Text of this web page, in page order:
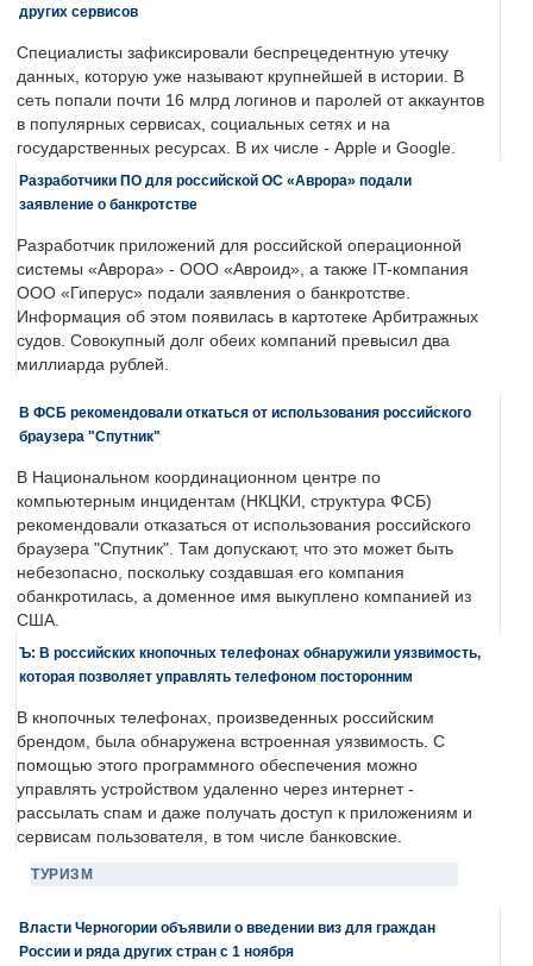
других сервисов
Специалисты зафиксировали беспрецедентную утечку
данных, которую уже называют крупнейшей в истории. В
сеть попали почти 16 млрд логинов и паролей от аккаунтов
в популярных сервисах, социальных сетях и на
государственных ресурсах. В их числе - Apple и Google.
Разработчики ПО для российской ОС «Аврора» подали
заявление о банкротстве
Разработчик приложений для российской операционной
системы «Аврора» - ООО «Авроид», а также IT-компания
ООО «Гиперус» подали заявления о банкротстве.
Информация об этом появилась в картотеке Арбитражных
судов. Совокупный долг обеих компаний превысил два
миллиарда рублей.
В ФСБ рекомендовали откаться от использования российского
браузера "Спутник"
В Национальном координационном центре по
компьютерным инцидентам (НКЦКИ, структура ФСБ)
рекомендовали отказаться от использования российского
браузера "Спутник". Там допускают, что это может быть
небезопасно, поскольку создавшая его компания
обанкротилась, а доменное имя выкуплено компанией из
США.
Ъ: В российских кнопочных телефонах обнаружили уязвимость,
которая позволяет управлять телефоном посторонним
В кнопочных телефонах, произведенных российским
брендом, была обнаружена встроенная уязвимость. С
помощью этого программного обеспечения можно
управлять устройством удаленно через интернет -
рассылать спам и даже получать доступ к приложениям и
сервисам пользователя, в том числе банковские.
ТУРИЗМ
Власти Черногории объявили о введении виз для граждан
России и ряда других стран с 1 ноября